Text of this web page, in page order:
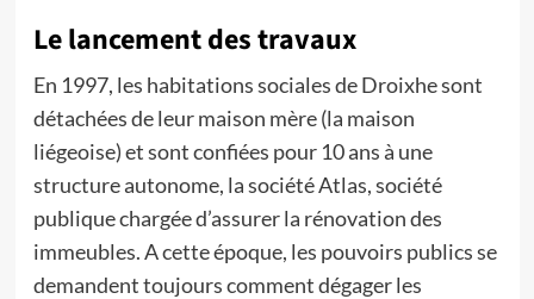
Le lancement des travaux
En 1997, les habitations sociales de Droixhe sont
détachées de leur maison mère (la maison
liégeoise) et sont confiées pour 10 ans à une
structure autonome, la société Atlas, société
publique chargée d’assurer la rénovation des
immeubles. A cette époque, les pouvoirs publics se
demandent toujours comment dégager les